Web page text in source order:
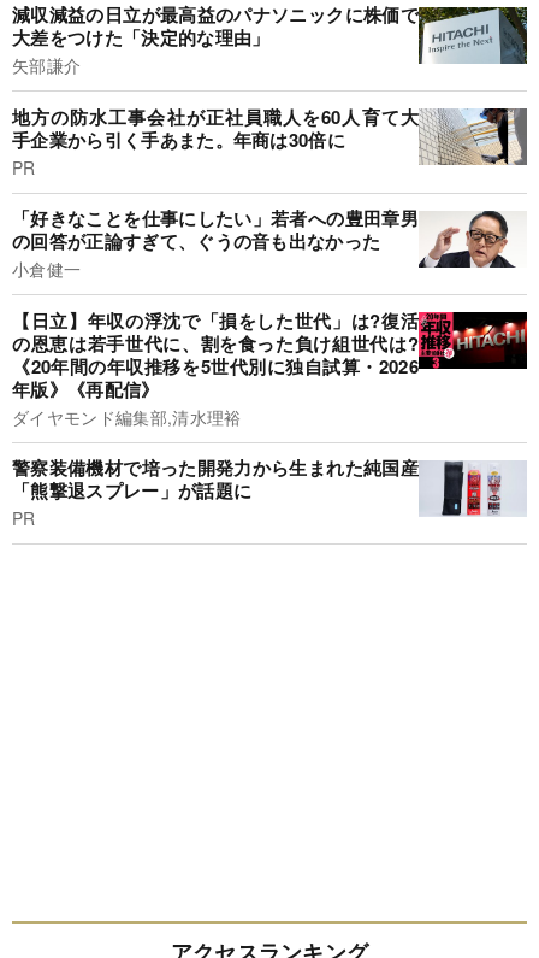
減収減益の日立が最高益のパナソニックに株価で
大差をつけた「決定的な理由」
矢部謙介
地方の防水工事会社が正社員職人を60人育て大
手企業から引く手あまた。年商は30倍に
PR
「好きなことを仕事にしたい」若者への豊田章男
の回答が正論すぎて、ぐうの音も出なかった
小倉健一
【日立】年収の浮沈で「損をした世代」は?復活
の恩恵は若手世代に、割を食った負け組世代は?
《20年間の年収推移を5世代別に独自試算・2026
年版》《再配信》
ダイヤモンド編集部,清水理裕
警察装備機材で培った開発力から生まれた純国産
「熊撃退スプレー」が話題に
PR